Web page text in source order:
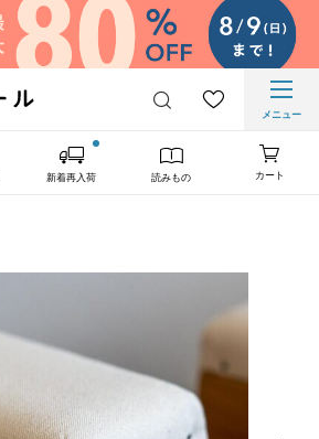
メニュー
新着再入荷 読みもの カート